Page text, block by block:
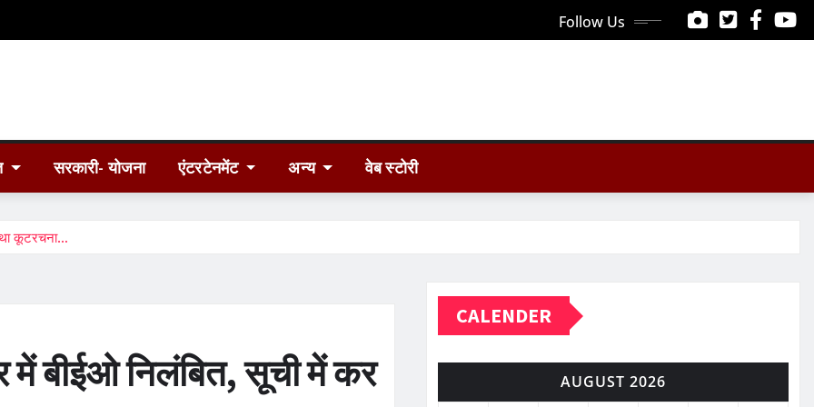
Follow Us
सरकारी- योजना एंटरटेनमेंट अन्य वेब स्टोरी
कूटरचना…
में बीईओ निलंबित, सूची में कर
CALENDER
AUGUST 2026